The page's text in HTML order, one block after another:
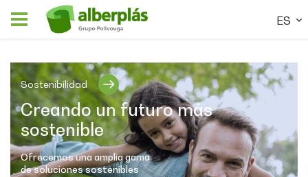
ES
Sostenibilidad
Creando un futuro más
sostenible
Ofrecemos una amplia gama
de soluciones sostenibles